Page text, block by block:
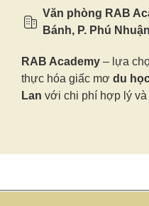
Văn phòng RAB
Bánh, P. Phú
RAB Academy – lựa
thực hóa giấc mơ du
Lan với chi phí hợp lý